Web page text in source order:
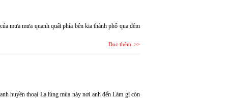
mưa mưa quanh quất phía bên kia thành phố qua đêm
Đọc thêm
huyền thoại Lạ lùng mùa này nơi anh đến Làm gì còn